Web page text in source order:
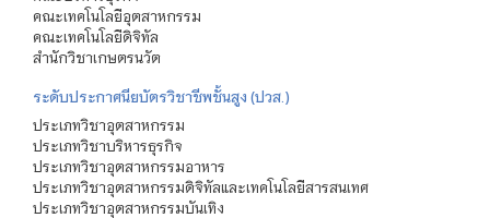
คณะเทคโนโลยีอุตสาหกรรม
คณะเทคโนโลยีดิจิทัล
สำนักวิชาเกษตรนวัต
ระดับประกาศนียบัตรวิชาชีพชั้นสูง (ปวส.)
ประเภทวิชาอุตสาหกรรม
ประเภทวิชาบริหารธุรกิจ
ประเภทวิชาอุตสาหกรรมอาหาร
ประเภทวิชาอุตสาหกรรมดิจิทัลและเทคโนโลยีสารสนเทศ
ประเภทวิชาอุตสาหกรรมบันเทิง